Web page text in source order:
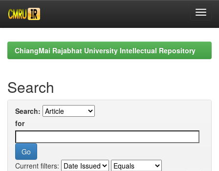
navigationChiangMai Rajabhat University Intellectual Repository
Search
Search:
for
Current filters: